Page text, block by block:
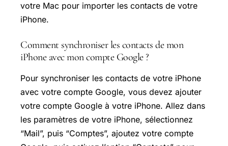
votre Mac pour importer les contacts de votre
iPhone.
Comment synchroniser les contacts de mon
iPhone avec mon compte Google ?
Pour synchroniser les contacts de votre iPhone
avec votre compte Google, vous devez ajouter
votre compte Google à votre iPhone. Allez dans
les paramètres de votre iPhone, sélectionnez
“Mail”, puis “Comptes”, ajoutez votre compte